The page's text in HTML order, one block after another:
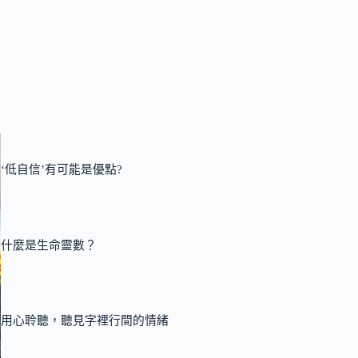
‘低自信’有可能是優點?
什麼是生命靈數？
用心聆聽，聽見字裡行間的情緒